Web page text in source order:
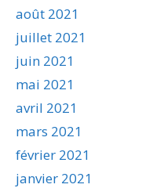
août 2021
juillet 2021
juin 2021
mai 2021
avril 2021
mars 2021
février 2021
janvier 2021